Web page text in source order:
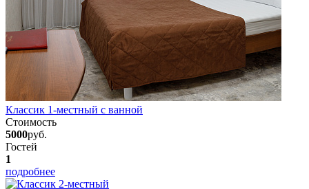
Классик 1-местный с ванной
Стоимость
5000руб.
Гостей
1
подробнее